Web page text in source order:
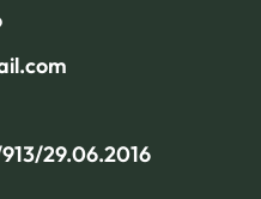
29.06.2016